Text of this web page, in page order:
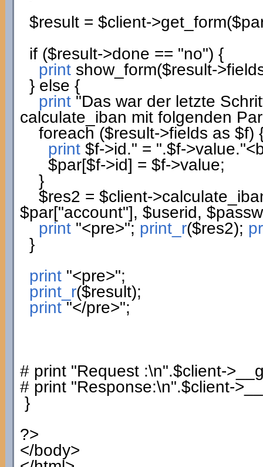
$result= $client->get_form(
if ($result->done == "no") {
printshow_form($result->
} else {
print "Das war der letzte
calculate_iban mit folgenden
foreach ($result->fields as $f)
print $f->id." = ".$f->value.
$par[$f->id] = $f->value;
}
$res2 = $client->
$par["account"], $userid,
print "<pre>"; print_r($res2);
}
print "<pre>";
print_r($result);
print "</pre>";
# print "Request :\n".$client-
# print "Response:\n".$client-
}
?>
</body>